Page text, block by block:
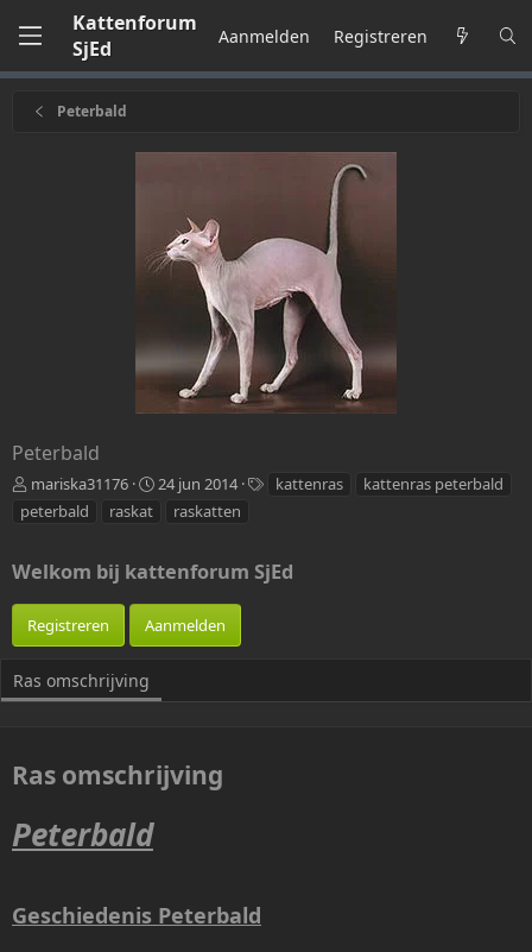
Kattenforum
SjEd
Aanmelden Registreren
Peterbald
Peterbald
T
e
o
e
g
d
d
mariska31176
c
t
e
d
a
u
24 jun 2014 kattenras
kattenras peterbald
peterbald
raskat raskatten
Welkom bij kattenforum SjEd
Registreren Aanmelden
Ras omschrijving
Ras omschrijving
Peterbald
Geschiedenis Peterbald